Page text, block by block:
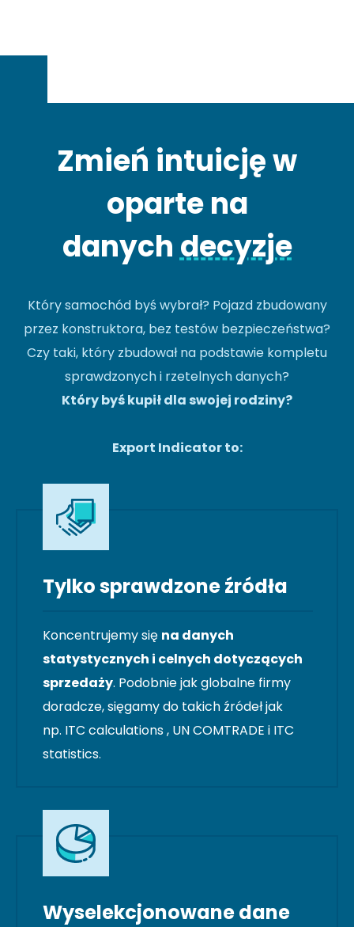
Zmień intuicję w
oparte na
danychdecyzje
Który samochód byś wybrał? Pojazd zbudowany
przez konstruktora, bez testów bezpieczeństwa?
Czy taki, który zbudował na podstawie kompletu
sprawdzonych i rzetelnych danych?
Który byś kupił dla swojej rodziny?
Export Indicator to:
Tylko sprawdzone źródła
Koncentrujemy się na danych
statystycznych i celnych dotyczących
sprzedaży. Podobnie jak globalne firmy
doradcze, sięgamy do takich źródeł jak
np. ITC calculations , UN COMTRADE i ITC
statistics.
Wyselekcjonowane dane